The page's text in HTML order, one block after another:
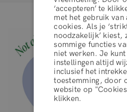
algemene
‘accepteren’ te
met het gebruik van
cookies. Als je
noodzakelijk’ kiest,
sommige functies
niet werken. Je
instellingen altijd
inclusief het
toestemming, door
website op
klikken.